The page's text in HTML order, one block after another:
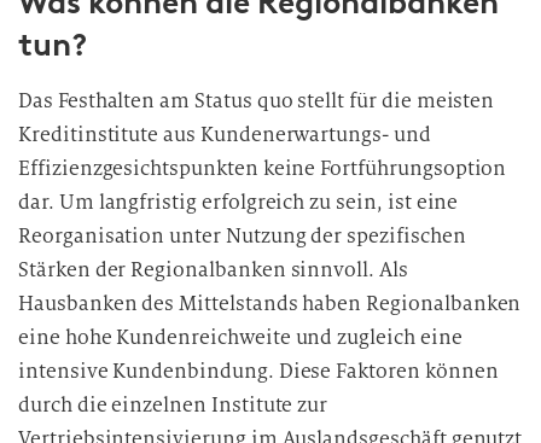
tun?
Das Festhalten am Status quo stellt für die meisten
Kreditinstitute aus Kundenerwartungs- und
Effizienzgesichtspunkten keine Fortführungsoption
dar. Um langfristig erfolgreich zu sein, ist eine
Reorganisation unter Nutzung der spezifischen
Stärken der Regionalbanken sinnvoll. Als
Hausbanken des Mittelstands haben Regionalbanken
eine hohe Kundenreichweite und zugleich eine
intensive Kundenbindung. Diese Faktoren können
durch die einzelnen Institute zur